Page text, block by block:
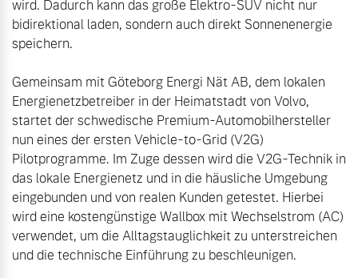
wird. Dadurch kann das große Elektro-SUV nicht nur
bidirektional laden, sondern auch direkt Sonnenenergie
speichern.
Gemeinsam mit Göteborg Energi Nät AB, dem lokalen
Energienetzbetreiber in der Heimatstadt von Volvo,
startet der schwedische Premium-Automobilhersteller
nun eines der ersten Vehicle-to-Grid (V2G)
Pilotprogramme. Im Zuge dessen wird die V2G-Technik in
das lokale Energienetz und in die häusliche Umgebung
eingebunden und von realen Kunden getestet. Hierbei
wird eine kostengünstige Wallbox mit Wechselstrom (AC)
verwendet, um die Alltagstauglichkeit zu unterstreichen
und die technische Einführung zu beschleunigen.